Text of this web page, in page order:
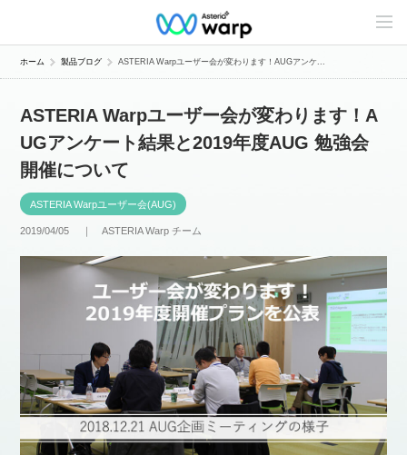
C
n
e
ホーム 製品ブログ ASTERIA Warpユーザー会が変わります！AUGアンケ...
ASTERIA Warpユーザー会が変わります！A
UGアンケート結果と2019年度AUG 勉強会
開催について
ASTERIA Warpユーザー会(AUG)
2019/04/05 ｜ASTERIA Warp チーム